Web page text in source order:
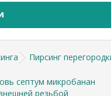
Пирсинг
септум микробанан
резьбой